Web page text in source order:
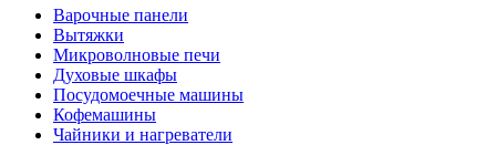
Варочные панели
Вытяжки
Микроволновые печи
Духовые шкафы
Посудомоечные машины
Кофемашины
Чайники и нагреватели